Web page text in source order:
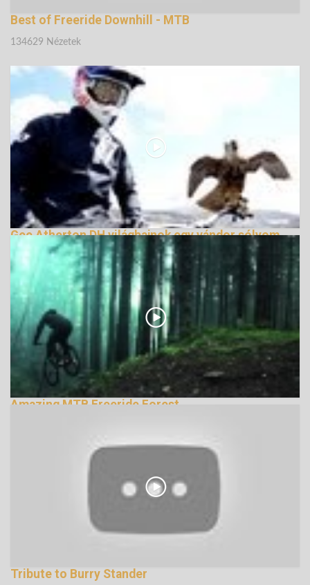
Best of Freeride Downhill - MTB
134629 Nézetek
Gee Atherton DH világbajnok egy vándor sólyom
ellen
135949 Nézetek
Amazing MTB Freeride Forest
Tribute to Burry Stander